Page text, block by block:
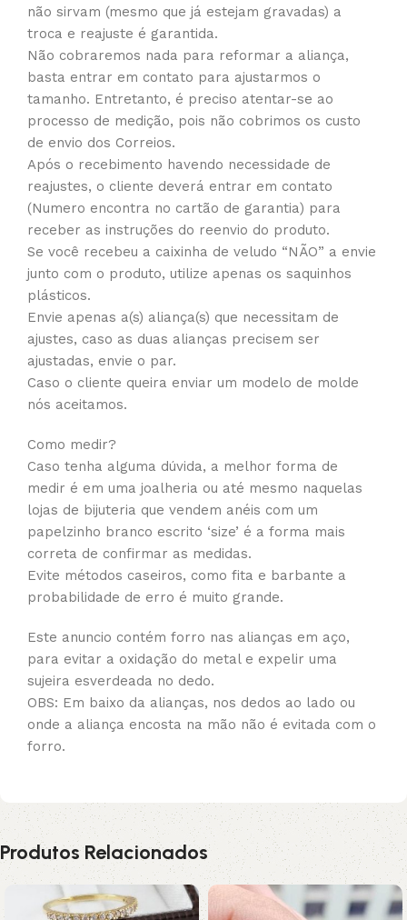
não sirvam (mesmo que já estejam gravadas) a
troca e reajuste é garantida.
Não cobraremos nada para reformar a aliança,
basta entrar em contato para ajustarmos o
tamanho. Entretanto, é preciso atentar-se ao
processo de medição, pois não cobrimos os custo
de envio dos Correios.
Após o recebimento havendo necessidade de
reajustes, o cliente deverá entrar em contato
(Numero encontra no cartão de garantia) para
receber as instruções do reenvio do produto.
Se você recebeu a caixinha de veludo “NÃO” a envie
junto com o produto, utilize apenas os saquinhos
plásticos.
Envie apenas a(s) aliança(s) que necessitam de
ajustes, caso as duas alianças precisem ser
ajustadas, envie o par.
Caso o cliente queira enviar um modelo de molde
nós aceitamos.
Como medir?
Caso tenha alguma dúvida, a melhor forma de
medir é em uma joalheria ou até mesmo naquelas
lojas de bijuteria que vendem anéis com um
papelzinho branco escrito ‘size’ é a forma mais
correta de confirmar as medidas.
Evite métodos caseiros, como fita e barbante a
probabilidade de erro é muito grande.
Este anuncio contém forro nas alianças em aço,
para evitar a oxidação do metal e expelir uma
sujeira esverdeada no dedo.
OBS: Em baixo da alianças, nos dedos ao lado ou
onde a aliança encosta na mão não é evitada com o
forro.
Produtos Relacionados